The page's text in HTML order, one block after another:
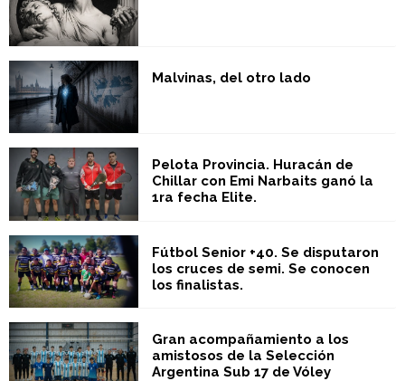
Malvinas, del otro lado
Pelota Provincia. Huracán de
Chillar con Emi Narbaits ganó la
1ra fecha Elite.
Fútbol Senior +40. Se disputaron
los cruces de semi. Se conocen
los finalistas.
Gran acompañamiento a los
amistosos de la Selección
Argentina Sub 17 de Vóley